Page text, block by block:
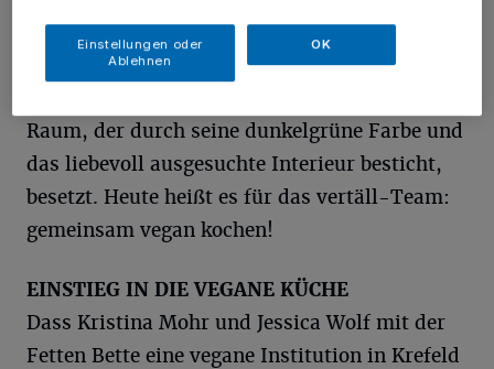
A ioli, Oliven und Brot warten neben
Getränken dar auf, verzehrt zu werden.
Raum, der durch seine dunkelgrüne Farbe und
das liebevoll ausgesuchte Interieur besticht,
besetzt. Heute heißt es für das vertäll-Team:
gemeinsam vegan kochen!
EINSTIEG IN DIE VEGANE KÜCHE
Dass Kristina Mohr und Jessica Wolf mit der
Fetten Bette eine vegane Institution in Krefeld
Einstellungen oder
Ablehnen
OK